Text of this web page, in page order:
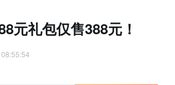
元礼包仅售388元！